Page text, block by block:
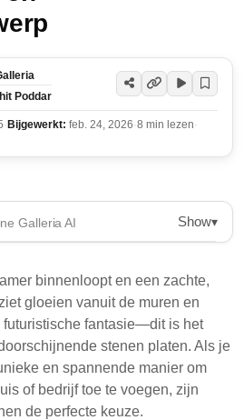
Poddar
· Bijgewerkt: feb. 24, 2026·8 min lezen·
Galleria AI Show▾
gloeiende uitstraling
in verschillende
waaronder aanrechtbladen en
de esthetiek van ruimtes.
op basis van de
en dikte, waardoor ze een
interieurontwerp.
binnenloopt en een zachte,
gloeien vanuit de muren en
fantasie—dit is het
stenen platen. Als je
en spannende manier om
of bedrijf toe te voegen, zijn
de perfecte keuze.